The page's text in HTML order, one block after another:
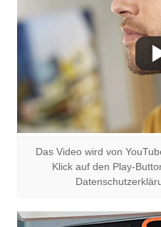
Das Video wird von
Klick auf den Play-